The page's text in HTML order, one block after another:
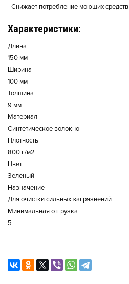
- Снижает потребление моющих средств
Характеристики:
Длина
150 мм
Ширина
100 мм
Толщина
9 мм
Материал
Синтетическое волокно
Плотность
800 г/м2
Цвет
Зеленый
Назначение
Для очистки сильных загрязнений
Минимальная отгрузка
5